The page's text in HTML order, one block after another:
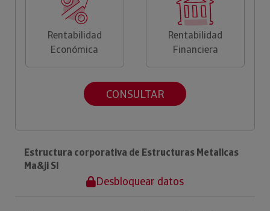
Rentabilidad
Económica
Rentabilidad
Financiera
CONSULTAR
Estructura corporativa de Estructuras Metalicas
Ma&ji Sl
Desbloquear datos